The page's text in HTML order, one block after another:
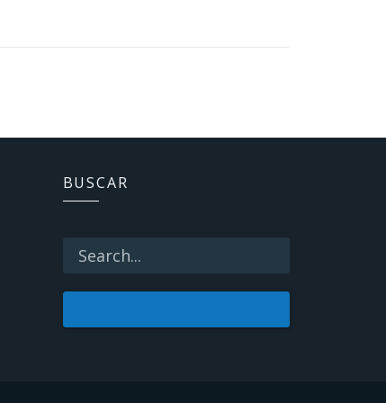
BUSCAR